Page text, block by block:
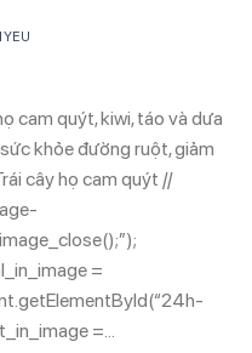
cam quýt, kiwi, táo và dưa
khỏe đường ruột, giảm
cây họ cam quýt //
=
=…